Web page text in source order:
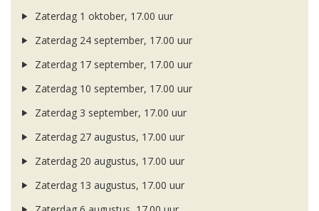
Zaterdag 1 oktober, 17.00 uur
Zaterdag 24 september, 17.00 uur
Zaterdag 17 september, 17.00 uur
Zaterdag 10 september, 17.00 uur
Zaterdag 3 september, 17.00 uur
Zaterdag 27 augustus, 17.00 uur
Zaterdag 20 augustus, 17.00 uur
Zaterdag 13 augustus, 17.00 uur